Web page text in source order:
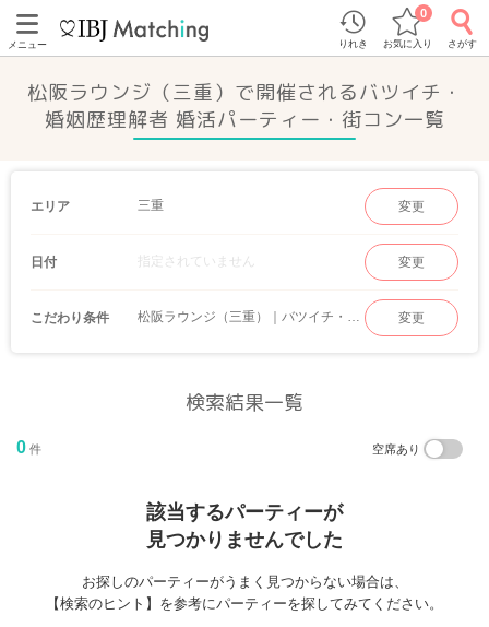
メニュー りれき お気に入り
0
さがす
松阪ラウンジ（三重）で開催されるバツイチ・
婚姻歴理解者 婚活パーティー・街コン一覧
エリア 三重 変更
日付 指定されていません 変更
こだわり条件 松阪ラウンジ（三重）｜バツイチ・婚姻歴理解者 変更
検索結果一覧
0 件 空席あり
該当するパーティーが
見つかりませんでした
お探しのパーティーがうまく見つからない場合は、
【検索のヒント】を参考にパーティーを探してみてください。